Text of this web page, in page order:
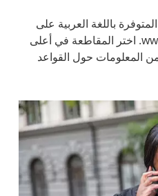
باللغة العربية على
الموقع الإلكتروني www.1177.se. اختر المقاطعة في أعلى
المعلومات حول القواعد